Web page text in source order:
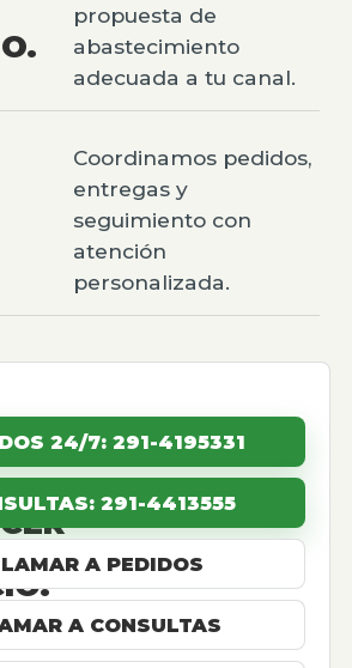
propuesta de
abastecimiento
adecuada a tu canal.
Coordinamos pedidos,
entregas y
seguimiento con
atención
personalizada.
24/7: 291-4195331
291-4413555
A PEDIDOS
A CONSULTAS